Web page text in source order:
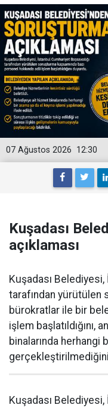
12:30
07 Ağustos 2026
Kuşadası
açıklaması
Kuşadası Belediyesi,
tarafından yürütülen
bürokratlar ile bir
işlem başlatıldığını,
binalarında herhangi
gerçekleştirilmediğini
Kuşadası Belediyesi,